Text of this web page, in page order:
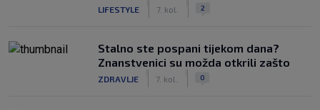
LIFESTYLE 7. kol. 2
Stalno ste pospani tijekom dana?
Znanstvenici su možda otkrili zašto
ZDRAVLJE 7. kol. 0